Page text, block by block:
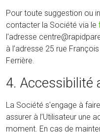
Pour toute suggestion ou
contacter la Société via le
l'adresse
à l’adresse 25 rue
Ferrière.
4. Accessibilité
La Société s'engage à
assurer à l’Utilisateur une
moment. En cas de